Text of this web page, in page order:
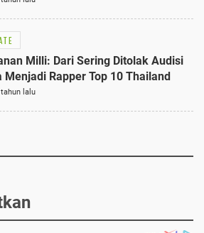
Milli: Dari Sering Ditolak Audisi
Menjadi Rapper Top 10 Thailand
lalu